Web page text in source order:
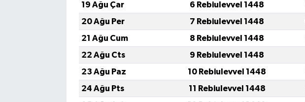
19 Ağu Çar
6 Rebiulevvel 1448
20 Ağu Per
7 Rebiulevvel 1448
21 Ağu Cum
8 Rebiulevvel 1448
22 Ağu Cts
9 Rebiulevvel 1448
23 Ağu Paz
10 Rebiulevvel 1448
24 Ağu Pts
11 Rebiulevvel 1448